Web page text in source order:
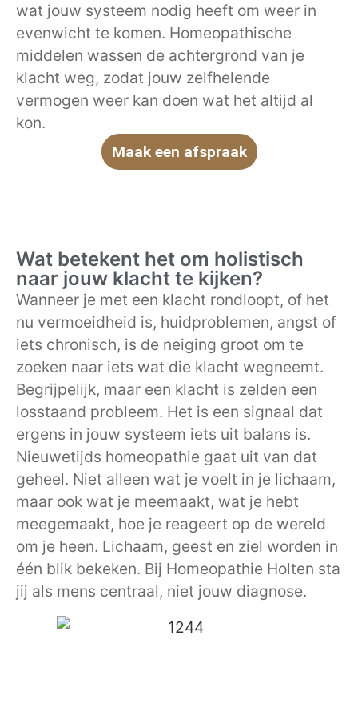
wat jouw systeem nodig heeft om weer in
evenwicht te komen. Homeopathische
middelen wassen de achtergrond van je
klacht weg, zodat jouw zelfhelende
vermogen weer kan doen wat het altijd al
kon.
Maak een afspraak
Wat betekent het om holistisch
naar jouw klacht te kijken?
Wanneer je met een klacht rondloopt, of het
nu vermoeidheid is, huidproblemen, angst of
iets chronisch, is de neiging groot om te
zoeken naar iets wat die klacht wegneemt.
Begrijpelijk, maar een klacht is zelden een
losstaand probleem. Het is een signaal dat
ergens in jouw systeem iets uit balans is.
Nieuwetijds homeopathie gaat uit van dat
geheel. Niet alleen wat je voelt in je lichaam,
maar ook wat je meemaakt, wat je hebt
meegemaakt, hoe je reageert op de wereld
om je heen. Lichaam, geest en ziel worden in
één blik bekeken. Bij Homeopathie Holten sta
jij als mens centraal, niet jouw diagnose.